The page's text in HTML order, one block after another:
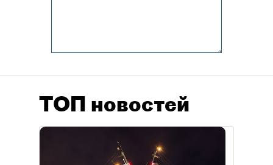
ТОП новостей